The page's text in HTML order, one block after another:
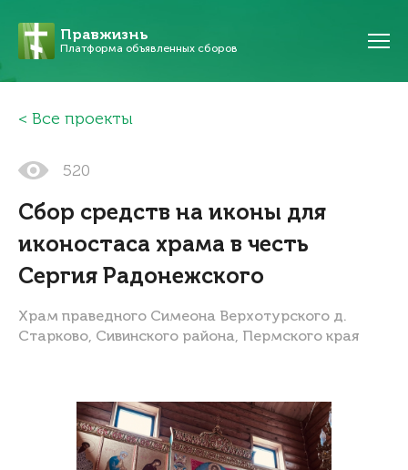
Правжизнь
Платформа объявленных сборов
Все проекты
520
Сбор средств на иконы для
иконостаса храма в честь
Сергия Радонежского
Храм праведного Симеона Верхотурского д.
Старково, Сивинского района, Пермского края